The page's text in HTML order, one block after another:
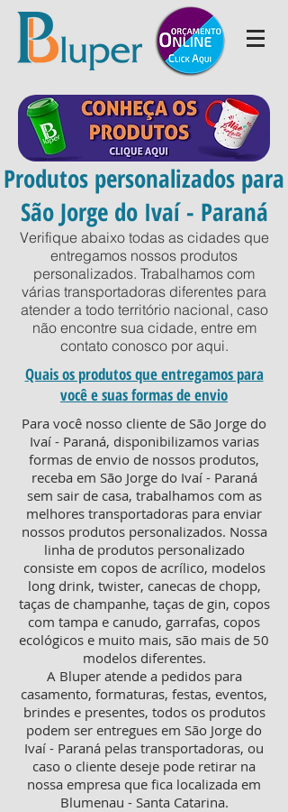
Produtos personalizados para
São Jorge do Ivaí - Paraná
Verifique abaixo todas as cidades que
entregamos nossos produtos
personalizados. Trabalhamos com
várias transportadoras diferentes para
atender a todo território nacional, caso
não encontre sua cidade, entre em
contato conosco por aqui.
Para você nosso cliente de São Jorge do
Ivaí - Paraná, disponibilizamos varias
formas de envio de nossos produtos,
receba em São Jorge do Ivaí - Paraná
sem sair de casa, trabalhamos com as
melhores transportadoras para enviar
nossos produtos personalizados. Nossa
linha de produtos personalizado
consiste em copos de acrílico, modelos
long drink, twister, canecas de chopp,
taças de champanhe, taças de gin, copos
com tampa e canudo, garrafas, copos
ecológicos e muito mais, são mais de 50
modelos diferentes.
A Bluper atende a pedidos para
casamento, formaturas, festas, eventos,
brindes e presentes, todos os produtos
podem ser entregues em São Jorge do
Ivaí - Paraná pelas transportadoras, ou
caso o cliente deseje pode retirar na
nossa empresa que fica localizada em
Blumenau - Santa Catarina.
Quais os produtos que entregamos para
você e suas formas de envio